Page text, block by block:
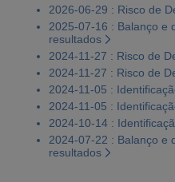
2026-06-29 : Risco de
2025-07-16 : Balanço e
resultados
2024-11-27 : Risco de
2024-11-27 : Risco de
2024-11-05 :
2024-11-05 :
2024-10-14 :
2024-07-22 : Balanço e
resultados